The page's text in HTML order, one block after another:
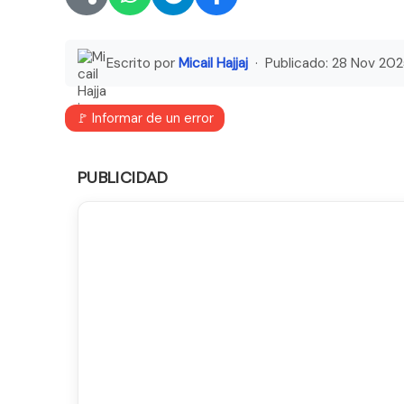
Escrito por Micail Hajjaj · Publicado: 28 Nov
🚩 Informar de un error
PUBLICIDAD